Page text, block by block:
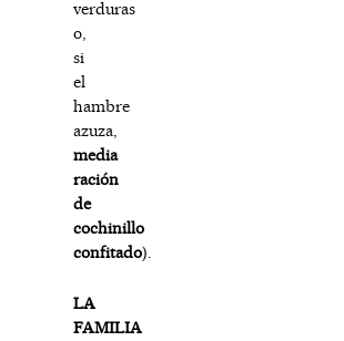
verduras
o,
si
el
hambre
azuza,
media
ración
de
cochinillo
confitado).
LA
FAMILIA